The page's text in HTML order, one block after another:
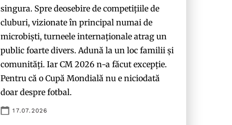
singura. Spre deosebire de competițiile de
cluburi, vizionate în principal numai de
microbiști, turneele internaționale atrag un
public foarte divers. Adună la un loc familii și
comunități. Iar CM 2026 n-a făcut excepție.
Pentru că o Cupă Mondială nu e niciodată
doar despre fotbal.
17.07.2026